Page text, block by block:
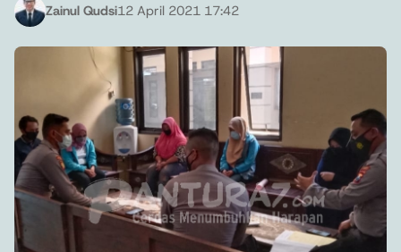
Zainul Qudsi12 April 2021 17:42